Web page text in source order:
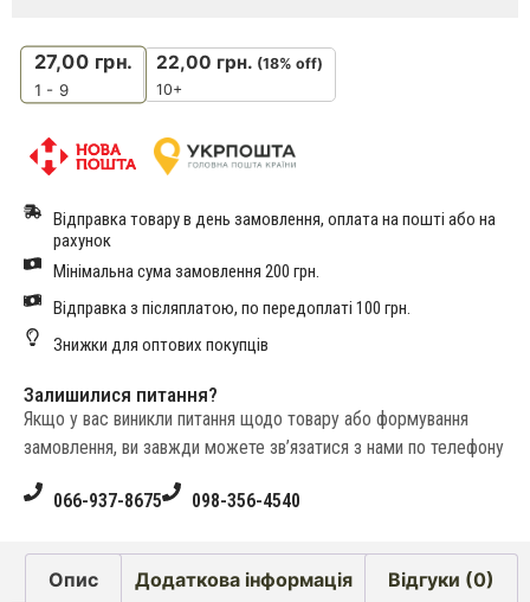
27,00 грн.
1 - 9
22,00 грн. (18% off)
10+
Відправка товару в день замовлення, оплата на пошті або на
рахунок
Мінімальна сума замовлення 200 грн.
Відправка з післяплатою, по передоплаті 100 грн.
Знижки для оптових покупців
Залишилися питання?
Якщо у вас виникли питання щодо товару або формування
замовлення, ви завжди можете зв’язатися з нами по телефону
066-937-8675 098-356-4540
Опис Додаткова інформація Відгуки (0)